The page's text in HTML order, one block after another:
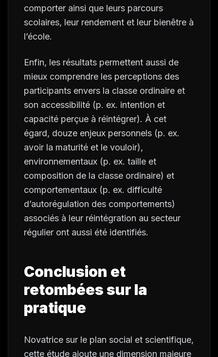
comporter ainsi que leurs parcours
scolaires, leur rendement et leur bienêtre à
l’école.
Enfin, les résultats permettent aussi de
mieux comprendre les perceptions des
participants envers la classe ordinaire et
son accessibilité (p. ex. intention et
capacité perçue à réintégrer). À cet
égard, douze enjeux personnels (p. ex.
avoir la maturité et le vouloir),
environnementaux (p. ex. taille et
composition de la classe ordinaire) et
comportementaux (p. ex. difficulté
d’autorégulation des comportements)
associés à leur réintégration au secteur
régulier ont aussi été identifiés.
Conclusion et
retombées sur la
pratique
Novatrice sur le plan social et scientifique,
cette étude ajoute une dimension majeure